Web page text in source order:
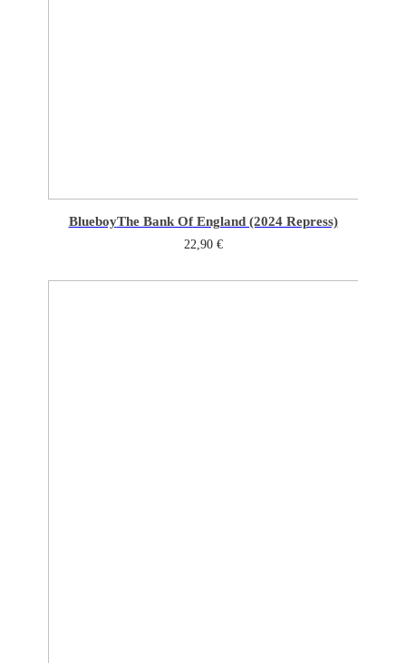
BlueboyThe Bank Of England (2024 Repress)
22,90 €